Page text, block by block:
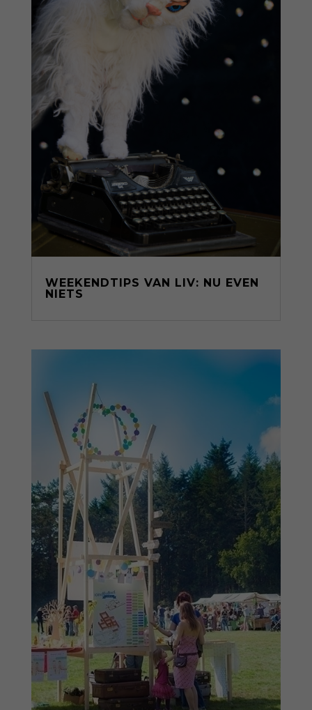
WEEKENDTIPS VAN LIV: NU EVEN
NIETS